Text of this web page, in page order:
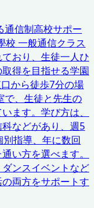
通信制高校サポー
校 一般通信クラス
おり、生徒一人ひ
得を目指せる学園
から徒歩7分の場
で、生徒と先生の
ます。学び方は、
などがあり、週5
指導、年に数回
い方を選べます。
ンスイベントなど
両方をサポートす